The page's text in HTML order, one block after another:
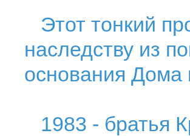
Этот тонкий
наследству из
основания Дома
1983 - братья